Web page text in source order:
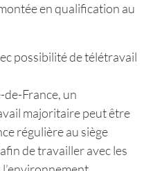
en qualification au
possibilité de télétravail
France, un
majoritaire peut être
régulière au siège
de travailler avec les